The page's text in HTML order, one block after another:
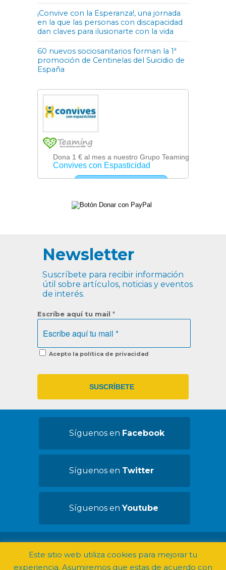
¡Convive con la Esperanza!, una jornada
en la que las personas con discapacidad
dan claves para ilusionarte con la vida
60 nuevos sociosanitarios forman la 1ª
promoción de Centinelas del Suicidio de
España
Newsletter
Suscríbete para recibir información
útil sobre artículos, noticias y eventos
de interés.
Escríbe aquí tu mail *
Acepto la política de privacidad
Síguenos en Facebook
Síguenos en Twitter
Síguenos enYoutube
Este sitio web utiliza cookies para mejorar tu
experiencia. Asumiremos que estas de acuerdo con